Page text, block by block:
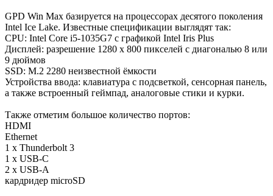
GPD Win Max базируется на процессорах десятого поколения
Intel Ice Lake. Известные спецификации выглядят так:
CPU: Intel Core i5-1035G7 с графикой Intel Iris Plus
Дисплей: разрешение 1280 x 800 пикселей с диагональю 8 или
9 дюймов
SSD: M.2 2280 неизвестной ёмкости
Устройства ввода: клавиатура с подсветкой, сенсорная панель,
а также встроенный геймпад, аналоговые стики и курки.
Также отметим большое количество портов:
HDMI
Ethernet
1 x Thunderbolt 3
1 x USB-C
2 x USB-A
кардридер microSD